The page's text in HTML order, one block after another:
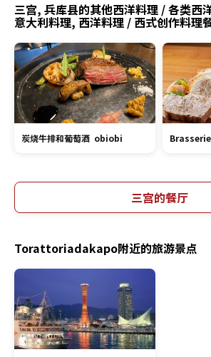
三宫, 兵库县的其他西洋料理 / 各类西
意大利料理, 西洋料理 / 西式创作料理
炭烧牛排和葡萄酒 obiobi
三宫的餐厅
Torattoriadakapo附近的旅游景点